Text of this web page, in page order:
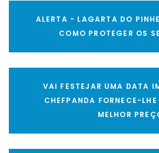
ALERTA - LAGARTA DO
COMO PROTEGER OS
VAI FESTEJAR UMA DATA
CHEFPANDA FORNECE-
MELHOR